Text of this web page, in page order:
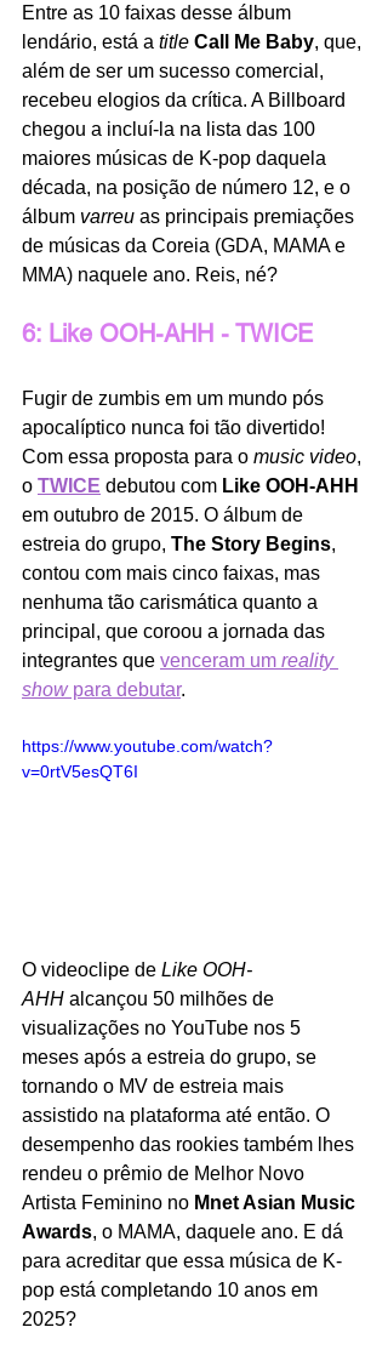
Entre as 10 faixas desse álbum
lendário, está a title Call Me Baby, que,
além de ser um sucesso comercial,
recebeu elogios da crítica. A Billboard
chegou a incluí-la na lista das 100
maiores músicas de K-pop daquela
década, na posição de número 12, e o
álbum varreu as principais premiações
de músicas da Coreia (GDA, MAMA e
MMA) naquele ano. Reis, né?
6: Like OOH-AHH - TWICE
Fugir de zumbis em um mundo pós
apocalíptico nunca foi tão divertido!
Com essa proposta para o music video,
o TWICE debutou com Like OOH-AHH
em outubro de 2015. O álbum de
estreia do grupo, The Story Begins,
contou com mais cinco faixas, mas
nenhuma tão carismática quanto a
principal, que coroou a jornada das
integrantes que venceram um reality
show para debutar.
https://www.youtube.com/watch?
v=0rtV5esQT6I
O videoclipe de Like OOH-
AHH alcançou 50 milhões de
visualizações no YouTube nos 5
meses após a estreia do grupo, se
tornando o MV de estreia mais
assistido na plataforma até então. O
desempenho das rookies também lhes
rendeu o prêmio de Melhor Novo
Artista Feminino no Mnet Asian Music
Awards, o MAMA, daquele ano. E dá
para acreditar que essa música de K-
pop está completando 10 anos em
2025?